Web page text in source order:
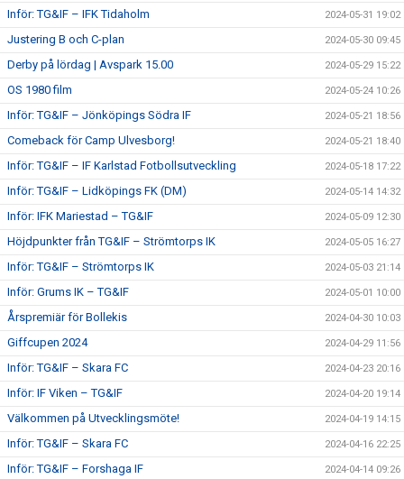
Inför: TG&IF – IFK Tidaholm 2024-05-31 19:02
Justering B och C-plan 2024-05-30 09:45
Derby på lördag | Avspark 15.00 2024-05-29 15:22
OS 1980 film 2024-05-24 10:26
Inför: TG&IF – Jönköpings Södra IF 2024-05-21 18:56
Comeback för Camp Ulvesborg! 2024-05-21 18:40
Inför: TG&IF – IF Karlstad Fotbollsutveckling 2024-05-18 17:22
Inför: TG&IF – Lidköpings FK (DM) 2024-05-14 14:32
Inför: IFK Mariestad – TG&IF 2024-05-09 12:30
Höjdpunkter från TG&IF – Strömtorps IK 2024-05-05 16:27
Inför: TG&IF – Strömtorps IK 2024-05-03 21:14
Inför: Grums IK – TG&IF 2024-05-01 10:00
Årspremiär för Bollekis 2024-04-30 10:03
Giffcupen 2024 2024-04-29 11:56
Inför: TG&IF – Skara FC 2024-04-23 20:16
Inför: IF Viken – TG&IF 2024-04-20 19:14
Välkommen på Utvecklingsmöte! 2024-04-19 14:15
Inför: TG&IF – Skara FC 2024-04-16 22:25
Inför: TG&IF – Forshaga IF 2024-04-14 09:26